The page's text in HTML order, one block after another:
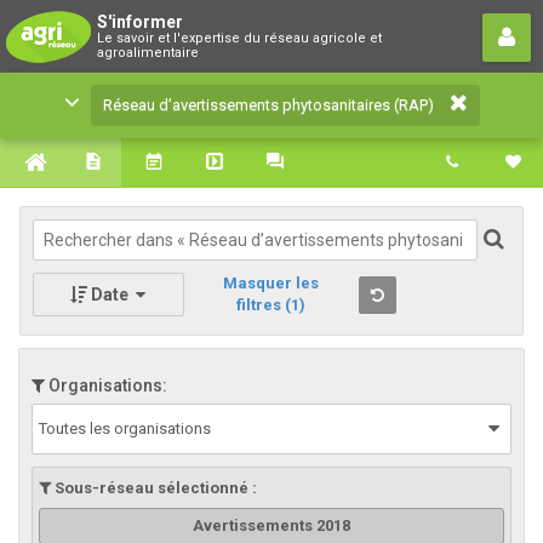
S'informer
Le savoir et l'expertise du réseau agricole et
agroalimentaire
Réseau d’avertissements
phytosanitaires (RAP)
Le savoir et l'expertise du réseau agricole et
agroalimentaire
Réseau d’avertissements phytosanitaires (RAP)
Date
Masquer les
filtres (1)
Organisations:
Toutes les organisations
Sous-réseau sélectionné :
Avertissements 2018